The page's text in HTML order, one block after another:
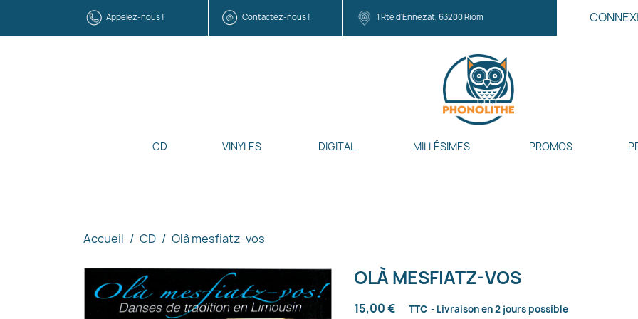
Appelez-nous ! Contactez-nous ! 1 Rte d'Ennezat, 63200 Riom
CD VINYLES DIGITAL MILLÉSIMES PROMOS
Accueil CD Olà mesfiatz-vos
OLÀ MESFIATZ-VOS
15,00 € TTC Livraison en 2 jours possible